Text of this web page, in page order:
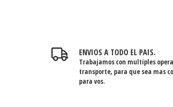
ENVIOS A TODO EL PAIS.
Trabajamos con multiples
transporte, para que sea mas
para vos.